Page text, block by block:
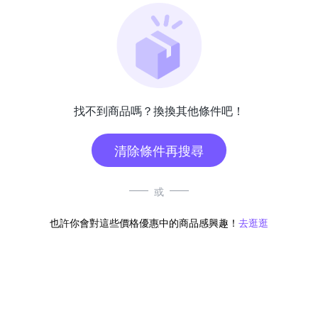
找不到商品嗎？換換其他條件吧！
清除條件再搜尋
或
也許你會對這些價格優惠中的商品感興趣！ 去逛逛